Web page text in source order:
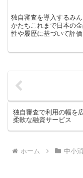
独自審査を導入するみ
かたちこれまで日本の
性や履歴に基づいて評
審査においては勤務先
独自審査で利用の幅を
柔軟な融資サービス
ホーム 中小